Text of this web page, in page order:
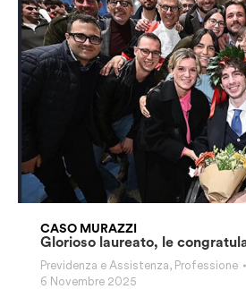
CASO MURAZZI
Glorioso laureato, le
Previdenza e Assistenza, Professione
6 Novembre 2025